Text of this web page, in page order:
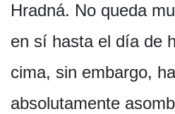
Hradná. No queda
en sí hasta el día de
cima, sin embargo,
absolutamente